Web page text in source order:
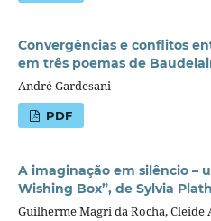
Convergências e conflitos
em três poemas de
André Gardesani
PDF
A imaginação em silêncio –
Wishing Box”, de Sylvia Plath
Guilherme Magri da Rocha, Cleide